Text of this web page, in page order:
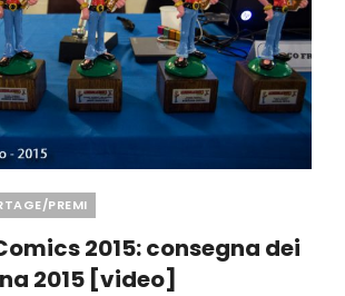
PREMI
2015: consegna dei
2015 [video]